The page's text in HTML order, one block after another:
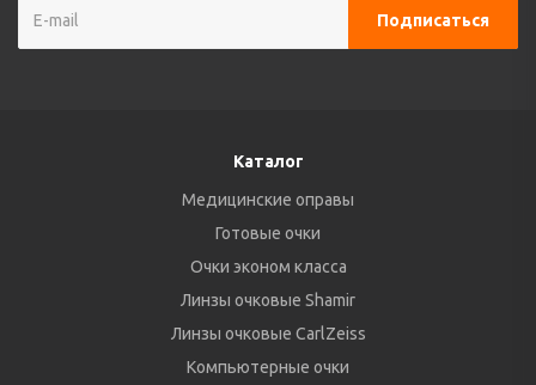
Каталог
Медицинские оправы
Готовые очки
Очки эконом класса
Линзы очковые Shamir
Линзы очковые CarlZeiss
Компьютерные очки